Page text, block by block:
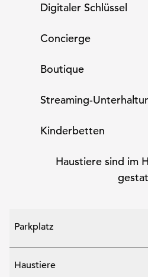
Digitaler Schlüssel
Concierge
Boutique
Streaming-
Kinderbetten
Haustiere sind im
Parkplatz
Haustiere